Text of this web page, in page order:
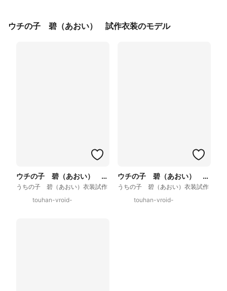
ウチの子 碧（あおい） 試作衣装のモデル
ウチの子 碧（あおい） 試作衣装
うちの子 碧（あおい）衣装試作
touhan-vroid-
ウチの子 碧（あおい） 試作衣装
うちの子 碧（あおい）衣装試作
touhan-vroid-